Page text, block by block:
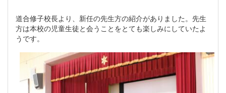
道合修子校長より、新任の先生方の紹介がありました。先生
方は本校の児童生徒と会うことをとても楽しみにしていたよ
うです。